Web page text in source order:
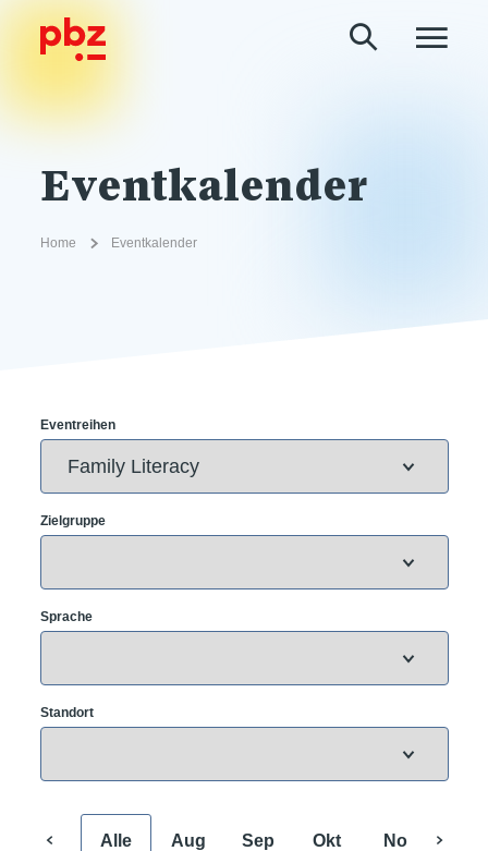
Eventkalender
Home Eventkalender
Eventreihen
Zielgruppe
Sprache
Standort
Alle Aug Sep Okt Nov